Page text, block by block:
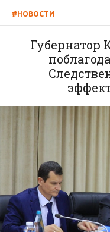
#НОВОСТИ
Губернатор